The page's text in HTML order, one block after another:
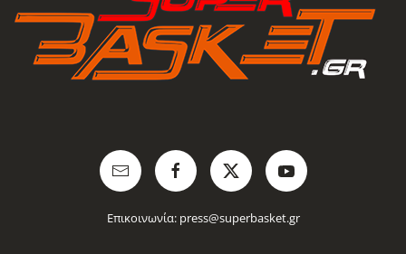
Επικοινωνία: press@superbasket.gr